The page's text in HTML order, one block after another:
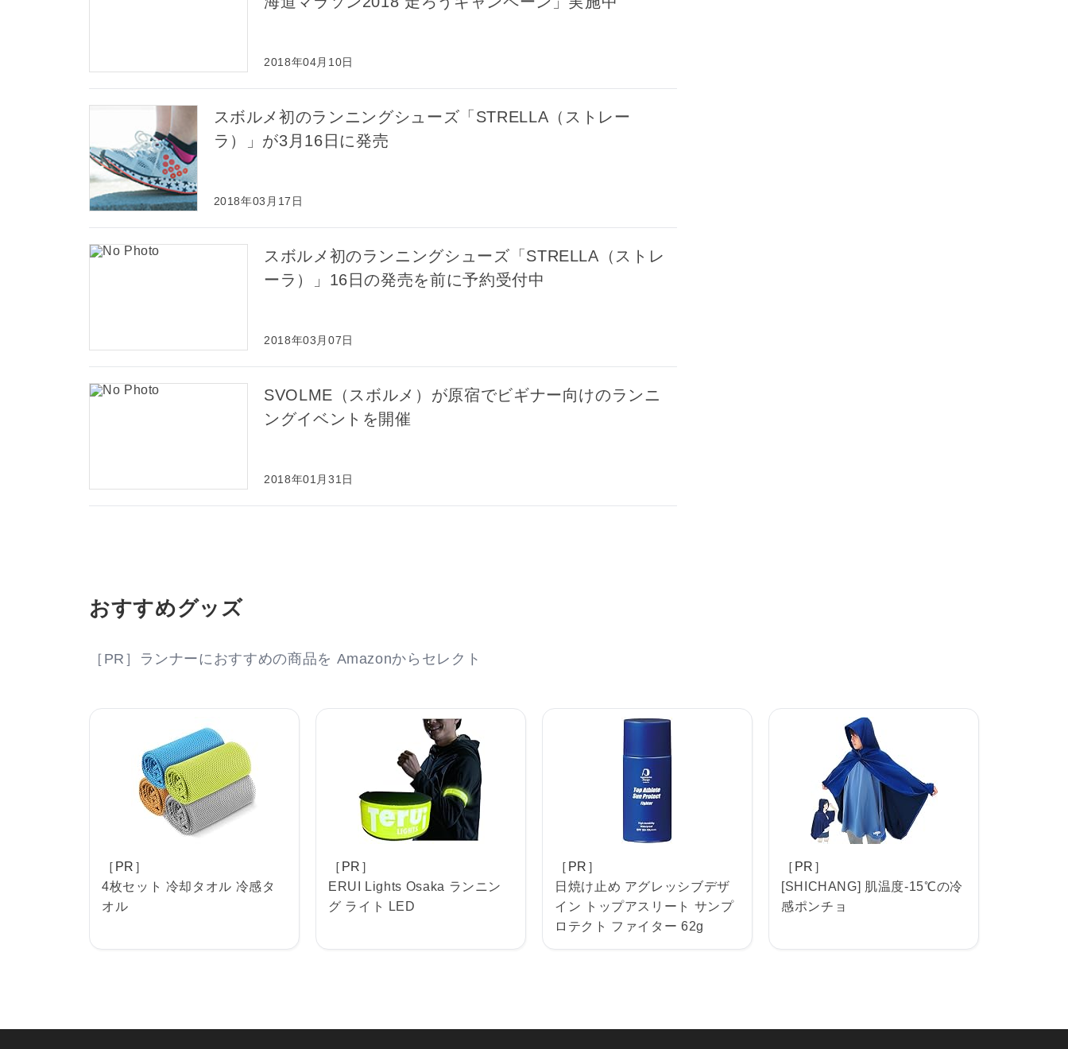
2018年04月10日
スボルメ初のランニングシューズ「STRELLA（ストレー
ラ）」が3月16日に発売
2018年03月17日
スボルメ初のランニングシューズ「STRELLA（ストレ
ーラ）」16日の発売を前に予約受付中
2018年03月07日
SVOLME（スボルメ）が原宿でビギナー向けのランニ
ングイベントを開催
2018年01月31日
おすすめグッズ
［PR］ランナーにおすすめの商品を Amazonからセレクト
［PR］
4枚セット 冷却タオル 冷感タ
オル
［PR］
ERUI Lights Osaka ランニン
グ ライト LED
［PR］
日焼け止め アグレッシブデザ
イン トップアスリート サンプ
ロテクト ファイター 62g
［PR］
[SHICHANG] 肌温度-15℃の冷
感ポンチョ